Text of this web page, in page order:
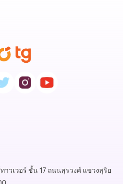
าวเวอร์ ชั้น 17 ถนนสุรวงศ์ แขวงสุริย